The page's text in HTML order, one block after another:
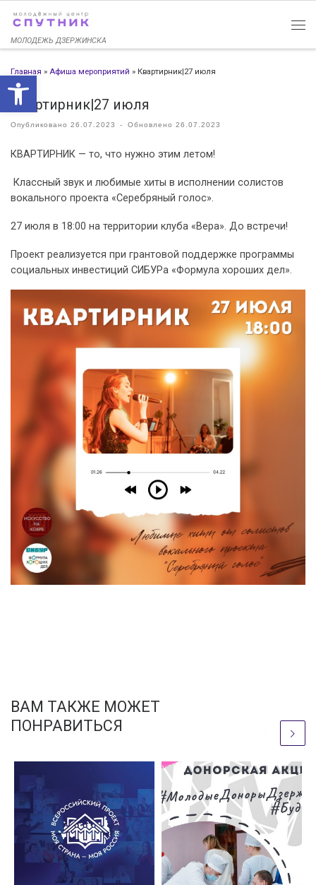
Открыть панель
Перейти к содержимому
МОЛОДЕЖЬ ДЗЕРЖИНСКА
Главная » Афиша мероприятий » Квартирник|27 июля
Квартирник|27 июля
Опубликовано 26.07.2023 - Обновлено 26.07.2023
КВАРТИРНИК — то, что нужно этим летом!
Классный звук и любимые хиты в исполнении солистов
вокального проекта «Серебряный голос».
27 июля в 18:00 на территории клуба «Вера». До встречи!
Проект реализуется при грантовой поддержке программы
социальных инвестиций СИБУРа «Формула хороших дел».
ВАМ ТАКЖЕ МОЖЕТ
ПОНРАВИТЬСЯ